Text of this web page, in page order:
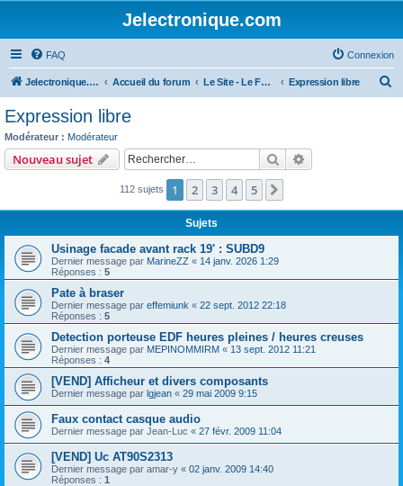
Jelectronique.com
FAQ Connexion
Jelectronique.com Accueil du forum Le Site - Le Forum Expression libre
c
Expression libre
Modérateur : Modérateur
Nouveau sujet Rechercher
112 sujets 1 2 3 4 5
Sujets
Usinage facade avant rack 19' : SUBD9
Dernier message par MarineZZ « 14 janv. 2026 1:29
Réponses : 5
Pate à braser
Dernier message par effemiunk « 22 sept. 2012 22:18
Réponses : 5
Detection porteuse EDF heures pleines / heures creuses
Dernier message par MEPINOMMIRM « 13 sept. 2012 11:21
Réponses : 4
[VEND] Afficheur et divers composants
Dernier message par lgjean « 29 mai 2009 9:15
Faux contact casque audio
Dernier message par Jean-Luc « 27 févr. 2009 11:04
[VEND] Uc AT90S2313
Dernier message par amar-y « 02 janv. 2009 14:40
Réponses : 1